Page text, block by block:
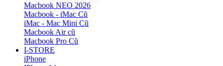
Macbook NEO 2026
Macbook - iMac Cũ
iMac - Mac Mini Cũ
Macbook Air cũ
Macbook Pro Cũ
I-STORE
iPhone